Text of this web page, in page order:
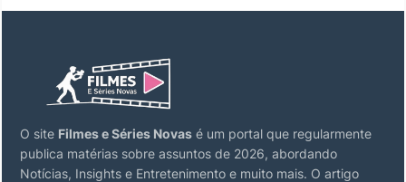
O site Filmes e Séries Novas é um portal que regularmente
publica matérias sobre assuntos de 2026, abordando
Notícias, Insights e Entretenimento e muito mais. O artigo